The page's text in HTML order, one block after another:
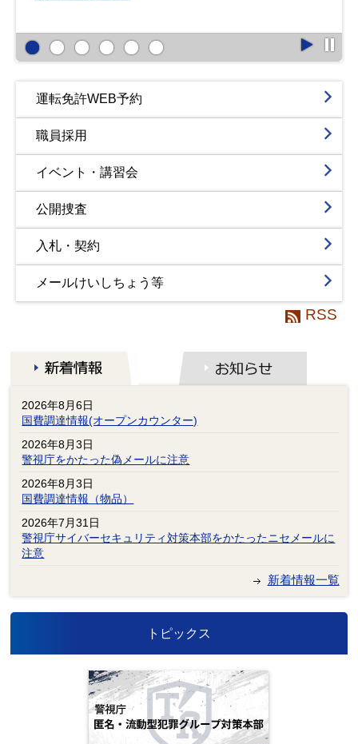
運転免許WEB予約
職員採用
イベント・講習会
公開捜査
入札・契約
メールけいしちょう等
RSS
2026年8月6日
国費調達情報(オープンカウンター)
2026年8月3日
警視庁をかたった偽メールに注意
2026年8月3日
国費調達情報（物品）
2026年7月31日
警視庁サイバーセキュリティ対策本部をかたったニセメールに
注意
新着情報一覧
トピックス